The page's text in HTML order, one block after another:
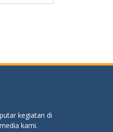
kegiatan di
kami.